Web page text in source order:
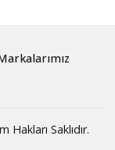
Saklıdır.